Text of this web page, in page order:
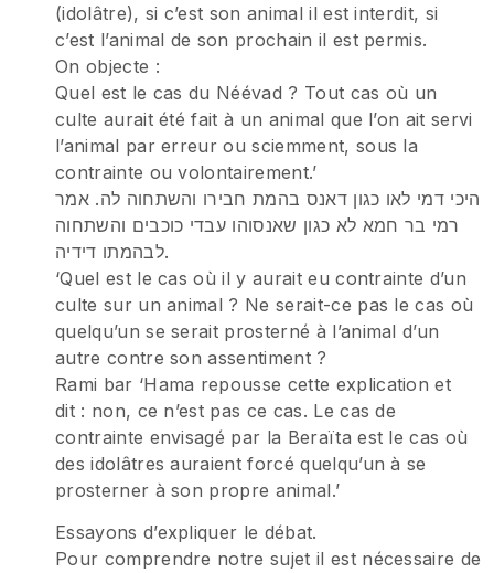
(idolâtre), si c’est son animal il est interdit, si
c’est l’animal de son prochain il est permis.
On objecte :
Quel est le cas du Néévad ? Tout cas où un
culte aurait été fait à un animal que l’on ait servi
l’animal par erreur ou sciemment, sous la
contrainte ou volontairement.’
היכי דמי לאו כגון דאנס בהמת חבירו והשתחוה לה. אמר
רמי בר חמא לא כגון שאנסוהו עבדי כוכבים והשתחוה
לבהמתו דידיה.
‘Quel est le cas où il y aurait eu contrainte d’un
culte sur un animal ? Ne serait-ce pas le cas où
quelqu’un se serait prosterné à l’animal d’un
autre contre son assentiment ?
Rami bar ‘Hama repousse cette explication et
dit : non, ce n’est pas ce cas. Le cas de
contrainte envisagé par la Beraïta est le cas où
des idolâtres auraient forcé quelqu’un à se
prosterner à son propre animal.’
Essayons d’expliquer le débat.
Pour comprendre notre sujet il est nécessaire de